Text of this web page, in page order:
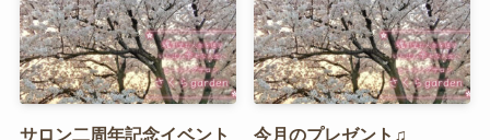
サロン二周年記念イベント
今月のプレゼント♫